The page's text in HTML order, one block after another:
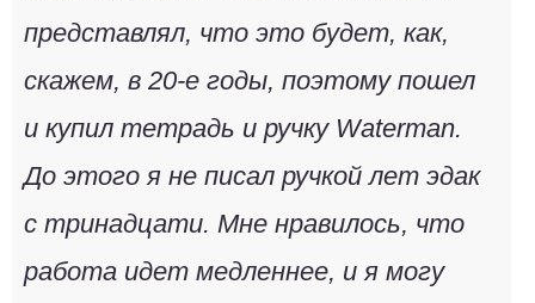
представлял, что это будет, как,
скажем, в 20-е годы, поэтому пошел
и купил тетрадь и ручку Waterman.
До этого я не писал ручкой лет эдак
с тринадцати. Мне нравилось, что
работа идет медленнее, и я могу